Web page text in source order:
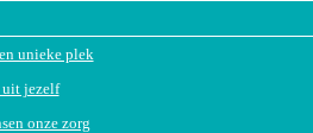
unieke plek
uit jezelf
onze zorg